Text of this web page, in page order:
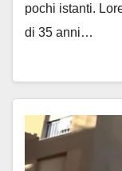
pochi istanti.
di 35 anni…